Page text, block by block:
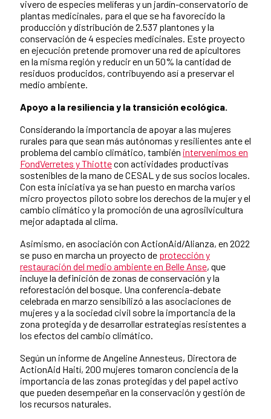
vivero de especies melíferas y un jardín-conservatorio de
plantas medicinales, para el que se ha favorecido la
producción y distribución de 2.537 plantones y la
conservación de 4 especies medicinales. Este proyecto
en ejecución pretende promover una red de apicultores
en la misma región y reducir en un 50% la cantidad de
residuos producidos, contribuyendo así a preservar el
medio ambiente.
Apoyo a la resiliencia y la transición ecológica.
Considerando la importancia de apoyar a las mujeres
rurales para que sean más autónomas y resilientes ante el
problema del cambio climático, también intervenimos en
FondVerretes y Thiottecon actividades productivas
sostenibles de la mano de CESAL y de sus socios locales.
Con esta iniciativa ya se han puesto en marcha varios
micro proyectos piloto sobre los derechos de la mujer y el
cambio climático y la promoción de una agrosilvicultura
mejor adaptada al clima.
Asimismo, en asociación con ActionAid/Alianza, en 2022
se puso en marcha un proyecto de protección y
restauración del medio ambiente en Belle Anse, que
incluye la definición de zonas de conservación y la
reforestación del bosque. Una conferencia-debate
celebrada en marzo sensibilizó a las asociaciones de
mujeres y a la sociedad civil sobre la importancia de la
zona protegida y de desarrollar estrategias resistentes a
los efectos del cambio climático.
Según un informe de Angeline Annesteus, Directora de
ActionAid Haití, 200 mujeres tomaron conciencia de la
importancia de las zonas protegidas y del papel activo
que pueden desempeñar en la conservación y gestión de
los recursos naturales.